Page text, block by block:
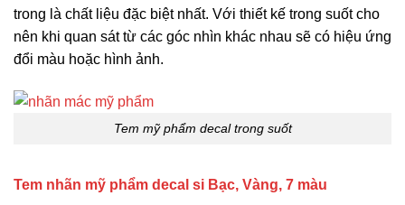
trong là chất liệu đặc biệt nhất. Với thiết kế trong suốt cho
nên khi quan sát từ các góc nhìn khác nhau sẽ có hiệu ứng
đổi màu hoặc hình ảnh.
Tem mỹ phẩm decal trong suốt
Tem nhãn mỹ phẩm decal si Bạc, Vàng, 7 màu